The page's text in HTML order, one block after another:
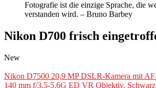
Fotografie ist die einzige Sprache, die
verstanden wird. – Bruno Barbey
Nikon D700 frisch
New
Nikon D7500 20,9 MP DSLR-Kamera mit
140 mm f/3.5-5.6G ED VR Objektiv,